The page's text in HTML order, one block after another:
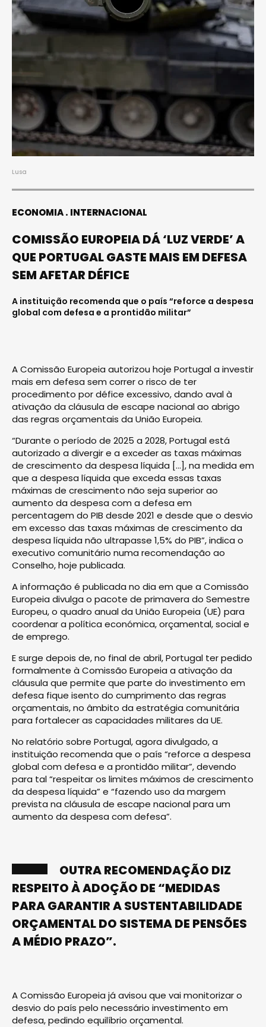
Lusa
ECONOMIA INTERNACIONAL
COMISSÃO EUROPEIA DÁ ‘LUZ VERDE’ A
QUE PORTUGAL GASTE MAIS EM DEFESA
SEM AFETAR DÉFICE
A instituição recomenda que o país “reforce a despesa
global com defesa e a prontidão militar”
A Comissão Europeia autorizou hoje Portugal a investir
mais em defesa sem correr o risco de ter
procedimento por défice excessivo, dando aval à
ativação da cláusula de escape nacional ao abrigo
das regras orçamentais da União Europeia.
“Durante o período de 2025 a 2028, Portugal está
autorizado a divergir e a exceder as taxas máximas
de crescimento da despesa líquida […], na medida em
que a despesa líquida que exceda essas taxas
máximas de crescimento não seja superior ao
aumento da despesa com a defesa em
percentagem do PIB desde 2021 e desde que o desvio
em excesso das taxas máximas de crescimento da
despesa líquida não ultrapasse 1,5% do PIB”, indica o
executivo comunitário numa recomendação ao
Conselho, hoje publicada.
A informação é publicada no dia em que a Comissão
Europeia divulga o pacote de primavera do Semestre
Europeu, o quadro anual da União Europeia (UE) para
coordenar a política económica, orçamental, social e
de emprego.
E surge depois de, no final de abril, Portugal ter pedido
formalmente à Comissão Europeia a ativação da
cláusula que permite que parte do investimento em
defesa fique isento do cumprimento das regras
orçamentais, no âmbito da estratégia comunitária
para fortalecer as capacidades militares da UE.
No relatório sobre Portugal, agora divulgado, a
instituição recomenda que o país “reforce a despesa
global com defesa e a prontidão militar”, devendo
para tal “respeitar os limites máximos de crescimento
da despesa líquida” e “fazendo uso da margem
prevista na cláusula de escape nacional para um
aumento da despesa com defesa”.
OUTRA RECOMENDAÇÃO DIZ
RESPEITO À ADOÇÃO DE “MEDIDAS
PARA GARANTIR A SUSTENTABILIDADE
ORÇAMENTAL DO SISTEMA DE PENSÕES
A MÉDIO PRAZO”.
A Comissão Europeia já avisou que vai monitorizar o
desvio do país pelo necessário investimento em
defesa, pedindo equilíbrio orçamental.